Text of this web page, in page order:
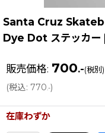
Santa Cruz
Dye Dot ステッカー
販売価格: 700.-(税別)
(税込: 770.-)
在庫わずか